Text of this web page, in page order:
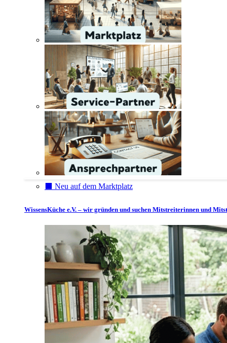
⬛️ Neu auf dem Marktplatz
WissensKüche e.V. – wir gründen und suchen Mitstreiterinnen und